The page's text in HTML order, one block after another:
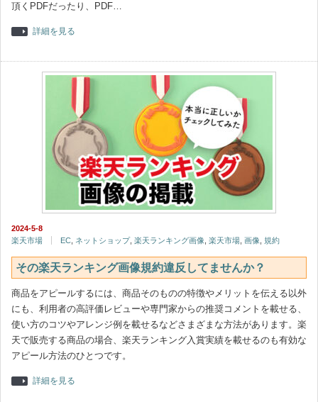
頂くPDFだったり、PDF…
詳細を見る
2024-5-8
楽天市場
EC ネットショップ, 楽天ランキング画像 楽天市場 画像 規約
その楽天ランキング画像規約違反してませんか？
商品をアピールするには、商品そのものの特徴やメリットを伝える以外
にも、利用者の高評価レビューや専門家からの推奨コメントを載せる、
使い方のコツやアレンジ例を載せるなどさまざまな方法があります。楽
天で販売する商品の場合、楽天ランキング入賞実績を載せるのも有効な
アピール方法のひとつです。
詳細を見る